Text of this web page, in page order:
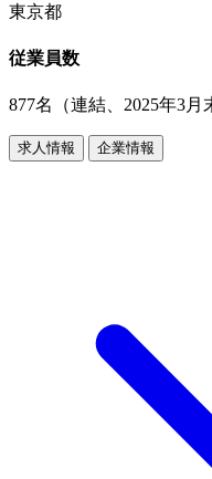
東京都
従業員数
877名（連結、2025年3月
求人情報 企業情報